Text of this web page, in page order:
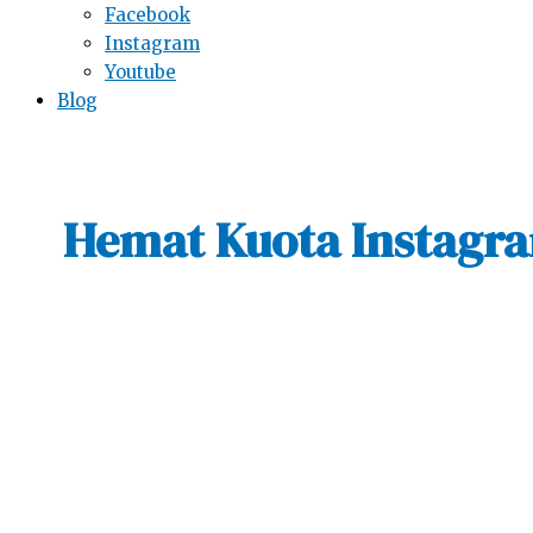
Facebook
Instagram
Youtube
Blog
Hemat Kuota